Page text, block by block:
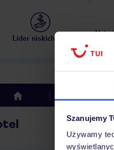
Szanujemy
Używamy
Lider niskich cen
top